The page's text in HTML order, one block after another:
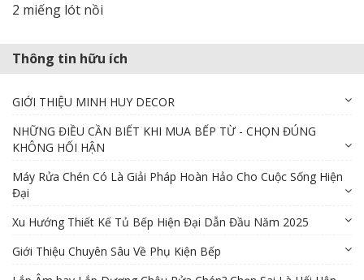
2 miếng lót nồi
Thông tin hữu ích
GIỚI THIỆU MINH HUY DECOR
NHỮNG ĐIỀU CẦN BIẾT KHI MUA BẾP TỪ - CHỌN ĐÚNG
KHÔNG HỐI HẬN
Máy Rửa Chén Có Là Giải Pháp Hoàn Hảo Cho Cuộc Sống Hiện
Đại
Xu Hướng Thiết Kế Tủ Bếp Hiện Đại Dẫn Đầu Năm 2025
Giới Thiệu Chuyên Sâu Về Phụ Kiện Bếp